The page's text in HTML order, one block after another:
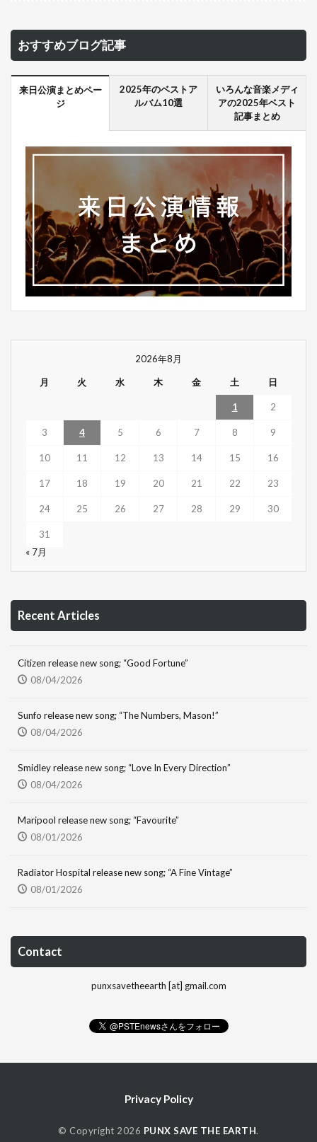
おすすめブログ記事
来日公演まとめペー
ジ
2025年のベストア
ルバム10選
いろんな音楽メディ
アの2025年ベスト
記事まとめ
2026年8月
月 火 水 木 金 土 日
1 2
3 4 5 6 7 8 9
10 11 12 13 14 15 16
17 18 19 20 21 22 23
24 25 26 27 28 29 30
31
« 7月
Recent Articles
Citizen release new song; “Good Fortune”
08/04/2026
Sunfo release new song; “The Numbers, Mason!”
08/04/2026
Smidley release new song; “Love In Every Direction”
08/04/2026
Maripool release new song; “Favourite”
08/01/2026
Radiator Hospital release new song; “A Fine Vintage”
08/01/2026
Contact
punxsavetheearth [at] gmail.com
Privacy Policy
© Copyright 2026 PUNX SAVE THE EARTH.